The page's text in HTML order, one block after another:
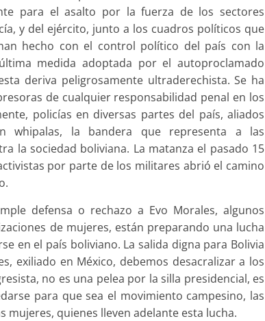
para el asalto por la fuerza de los sectores
y del ejército, junto a los cuadros políticos que
hecho con el control político del país con la
medida adoptada por el autoproclamado
deriva peligrosamente ultraderechista. Se ha
de cualquier responsabilidad penal en los
policías en diversas partes del país, aliados
whipalas, la bandera que representa a las
la sociedad boliviana. La matanza el pasado 15
por parte de los militares abrió el camino
defensa o rechazo a Evo Morales, algunos
de mujeres, están preparando una lucha
en el país boliviano. La salida digna para Bolivia
exiliado en México, debemos desacralizar a los
no es una pelea por la silla presidencial, es
para que sea el movimiento campesino, las
quienes lleven adelante esta lucha.